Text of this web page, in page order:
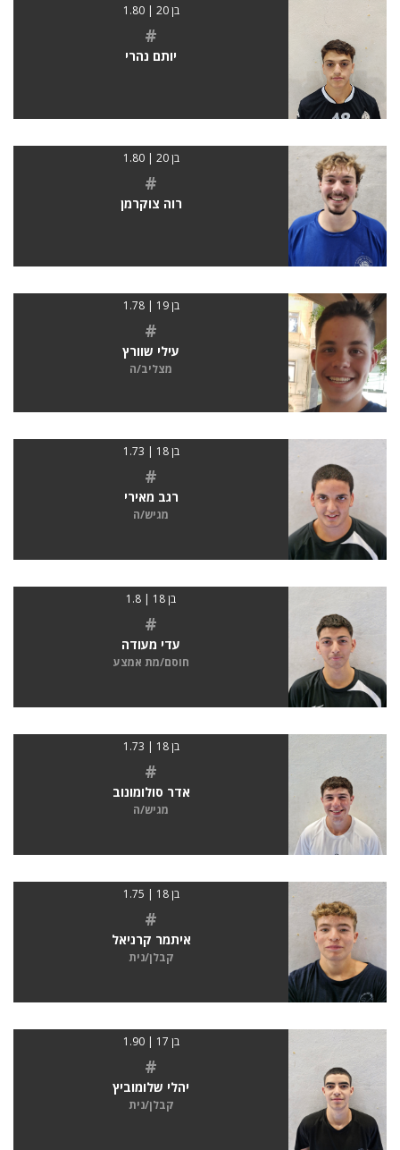
בן 20 | 1.80
#
יותם נהרי
בן 20 | 1.80
#
רוה צוקרמן
בן 19 | 1.78
#
עילי שוורץ
מצליב/ה
בן 18 | 1.73
#
רגב מאירי
מגיש/ה
בן 18 | 1.8
#
עדי מעודה
חוסם/מת אמצע
בן 18 | 1.73
#
אדר סולומונוב
מגיש/ה
בן 18 | 1.75
#
איתמר קרניאל
קבלן/נית
בן 17 | 1.90
#
יהלי שלומוביץ
קבלן/נית